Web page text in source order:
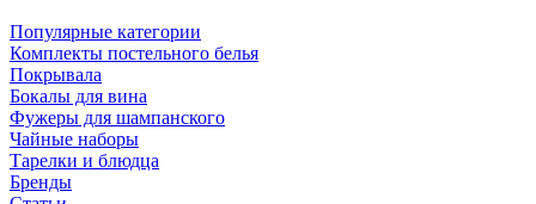
Популярные категории
Комплекты постельного белья
Покрывала
Бокалы для вина
Фужеры для шампанского
Чайные наборы
Тарелки и блюдца
Бренды